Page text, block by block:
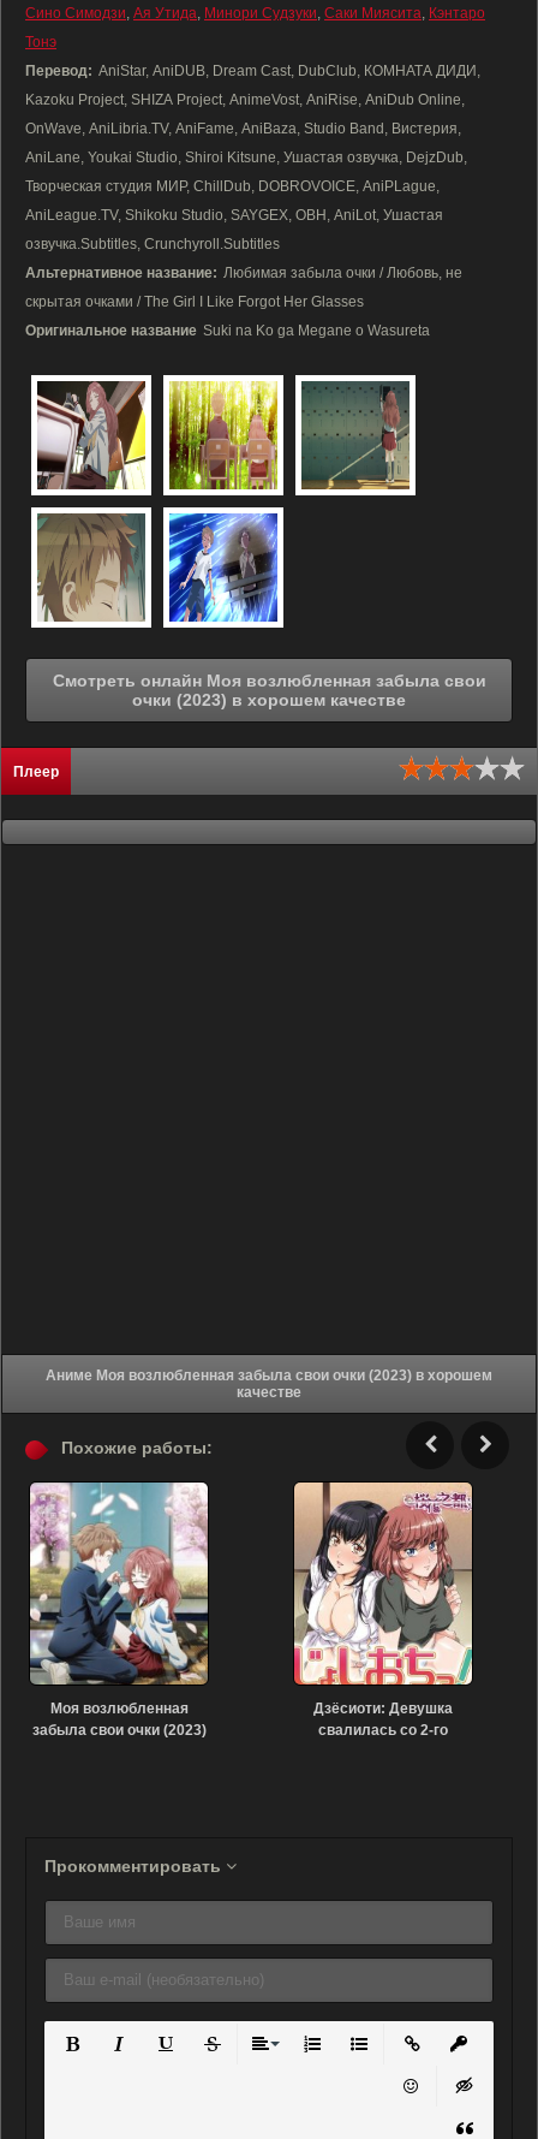
Сино Симодзи, Ая Утида, Минори Судзуки, Саки Миясита, Кэнтаро
Тонэ
Перевод: AniStar, AniDUB, Dream Cast, DubClub, КОМНАТА ДИДИ,
Kazoku Project, SHIZA Project, AnimeVost, AniRise, AniDub Online,
OnWave, AniLibria.TV, AniFame, AniBaza, Studio Band, Вистерия,
AniLane, Youkai Studio, Shiroi Kitsune, Ушастая озвучка, DejzDub,
Творческая студия МИР, ChillDub, DOBROVOICE, AniPLague,
AniLeague.TV, Shikoku Studio, SAYGEX, ОВН, AniLot, Ушастая
озвучка.Subtitles, Crunchyroll.Subtitles
Альтернативное название: Любимая забыла очки / Любовь, не
скрытая очками / The Girl I Like Forgot Her Glasses
Оригинальное название Suki na Ko ga Megane o Wasureta
Смотреть онлайн Моя возлюбленная забыла свои
очки (2023) в хорошем качестве
Плеер
Аниме Моя возлюбленная забыла свои очки (2023) в хорошем
качестве
Похожие работы:
Моя возлюбленная
забыла свои очки (2023)
Дзёсиоти: Девушка
свалилась со 2-го
Прокомментировать
Нумерованный список
Маркированный
Вставить ссылку
Вставить